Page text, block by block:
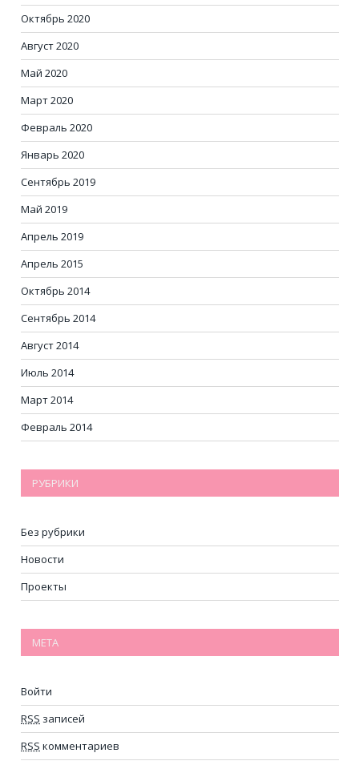
Октябрь 2020
Август 2020
Май 2020
Март 2020
Февраль 2020
Январь 2020
Сентябрь 2019
Май 2019
Апрель 2019
Апрель 2015
Октябрь 2014
Сентябрь 2014
Август 2014
Июль 2014
Март 2014
Февраль 2014
РУБРИКИ
Без рубрики
Новости
Проекты
МЕТА
Войти
RSS записей
RSS комментариев